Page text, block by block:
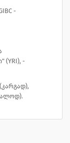
-
(YRI), -